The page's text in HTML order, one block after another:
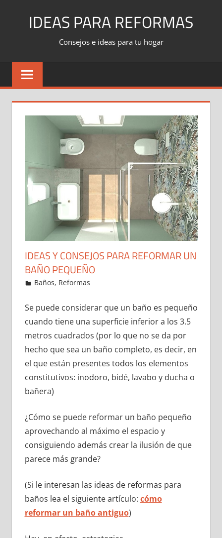
IDEAS PARA REFORMAS
Consejos e ideas para tu hogar
IDEAS Y CONSEJOS PARA REFORMAR UN
BAÑO PEQUEÑO
29 de December de 2021
ideas2021
Baños, Reformas
Se puede considerar que un baño es pequeño
cuando tiene una superficie inferior a los 3.5
metros cuadrados (por lo que no se da por
hecho que sea un baño completo, es decir, en
el que están presentes todos los elementos
constitutivos: inodoro, bidé, lavabo y ducha o
bañera)
¿Cómo se puede reformar un baño pequeño
aprovechando al máximo el espacio y
consiguiendo además crear la ilusión de que
parece más grande?
(Si le interesan las ideas de reformas para
baños lea el siguiente artículo: cómo
reformar un baño antiguo)